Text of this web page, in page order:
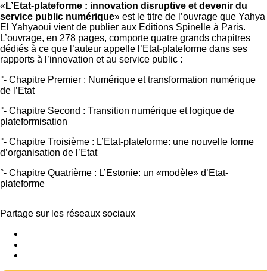
«L’Etat-plateforme : innovation disruptive et devenir du
service public numérique» est le titre de l’ouvrage que Yahya
El Yahyaoui vient de publier aux Editions Spinelle à Paris.
L’ouvrage, en 278 pages, comporte quatre grands chapitres
dédiés à ce que l’auteur appelle l’Etat-plateforme dans ses
rapports à l’innovation et au service public :
°- Chapitre Premier : Numérique et transformation numérique
de l’Etat
°- Chapitre Second : Transition numérique et logique de
plateformisation
°- Chapitre Troisième : L’Etat-plateforme: une nouvelle forme
d’organisation de l’Etat
°- Chapitre Quatrième : L’Estonie: un «modèle» d’Etat-
plateforme
Partage sur les réseaux sociaux